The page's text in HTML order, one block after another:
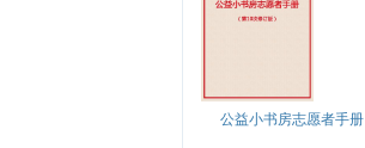
公益小书房志愿者手册